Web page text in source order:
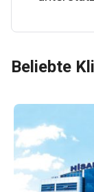
Beliebte